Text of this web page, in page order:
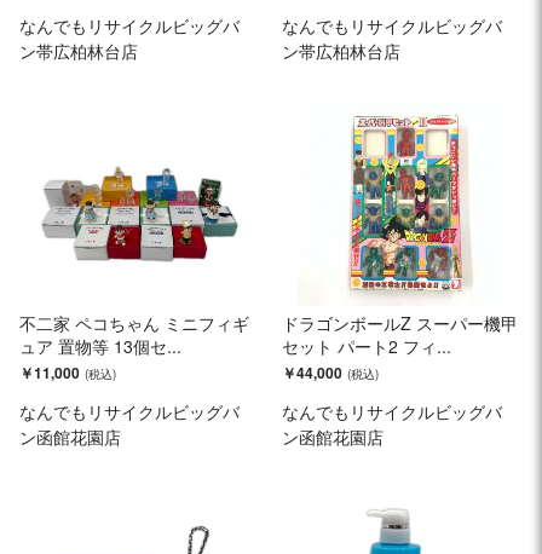
なんでもリサイクルビッグバ
ン帯広柏林台店
なんでもリサイクルビッグバ
ン帯広柏林台店
不二家 ペコちゃん ミニフィギ
ュア 置物等 13個セ...
￥11,000
なんでもリサイクルビッグバ
ン函館花園店
ドラゴンボールZ スーパー機甲
セット パート2 フィ...
￥44,000
なんでもリサイクルビッグバ
ン函館花園店